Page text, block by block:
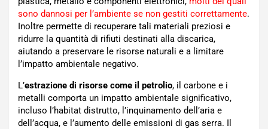
sono dannosi per l’ambiente se non gestiti correttamente.
Inoltre permette di recuperare tali materiali preziosi e
ridurre la quantità di rifiuti destinati alla discarica,
aiutando a preservare le risorse naturali e a limitare
l’impatto ambientale negativo.
L’estrazione di risorse come il petrolio, il carbone e i
metalli comporta un impatto ambientale significativo,
incluso l’habitat distrutto, l’inquinamento dell’aria e
dell’acqua, e l’aumento delle emissioni di gas serra. Il